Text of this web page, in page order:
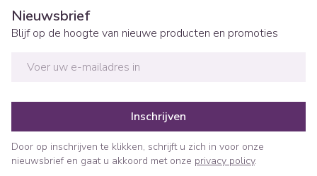
Nieuwsbrief
Blijf op de hoogte van nieuwe producten en promoties
Inschrijven
Door op inschrijven te klikken, schrijft u zich in voor onze
nieuwsbrief en gaat u akkoord met onze privacy policy.